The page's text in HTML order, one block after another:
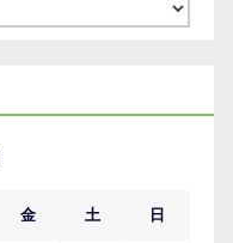
金 土 日